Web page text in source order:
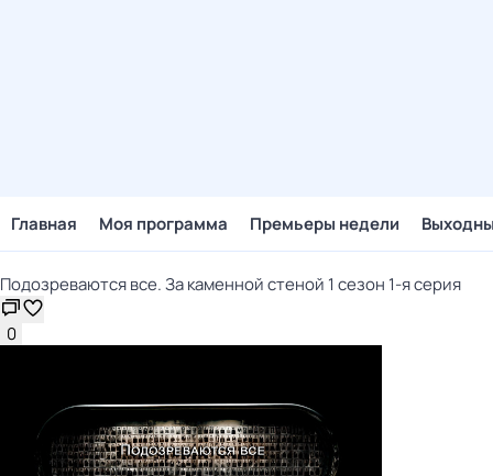
Главная Моя программа Премьеры недели
Подозреваются все. За каменной стеной 1 сезон 1-я серия
0